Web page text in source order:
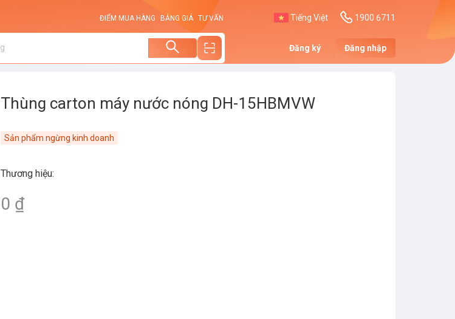
ĐIỂM MUA HÀNG BẢNG GIÁ TƯ VẤN Tiếng Việt 1900 6711
Đăng ký Đăng nhập
Thùng carton máy nước nóng DH-15HBMVW
Sản phẩm ngừng kinh doanh
Thương hiệu:
0 ₫